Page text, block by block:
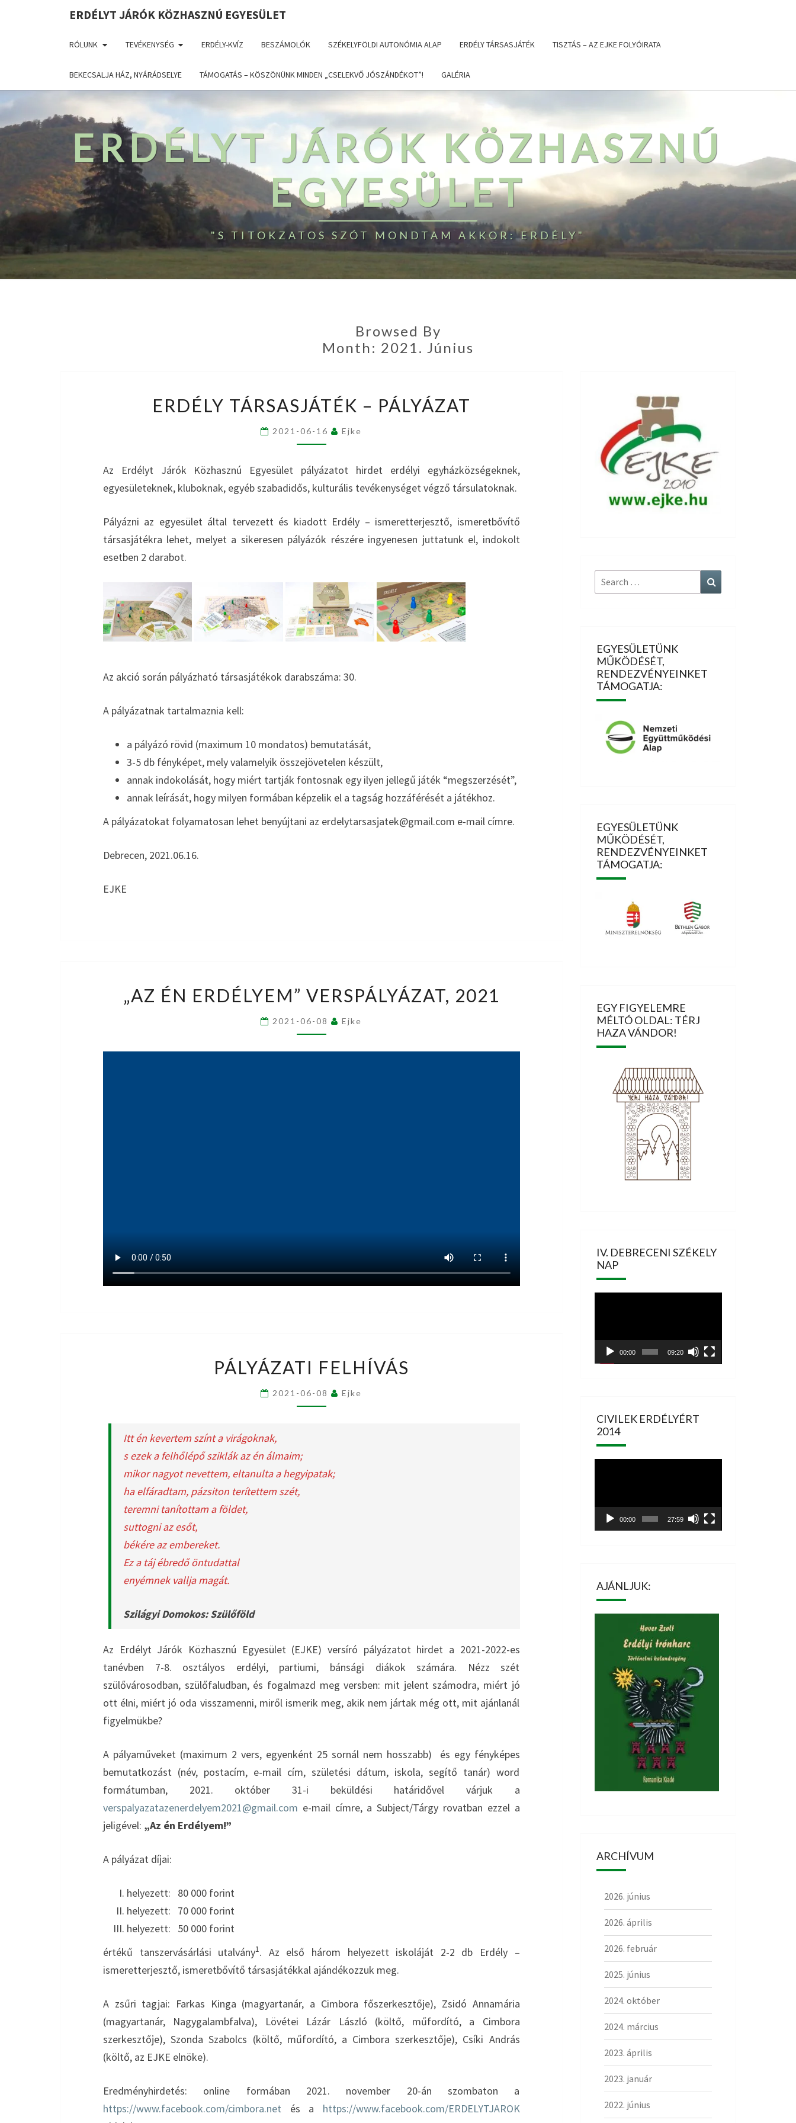
ERDÉLYT JÁRÓK KÖZHASZNÚ EGYESÜLET
RÓLUNK TEVÉKENYSÉG ERDÉLY-KVÍZ BESZÁMOLÓK SZÉKELYFÖLDI AUTONÓMIA ALAP ERDÉLY TÁRSASJÁTÉK TISZTÁS – AZ EJKE FOLYÓIRATA
BEKECSALJA HÁZ, NYÁRÁDSELYE TÁMOGATÁS – KÖSZÖNÜNK MINDEN „CSELEKVŐ JÓSZÁNDÉKOT”! GALÉRIA
ERDÉLYT JÁRÓK KÖZHASZNÚ
EGYESÜLET
"S TITOKZATOS SZÓT MONDTAM AKKOR: ERDÉLY"
Browsed By
Month: 2021. Június
TÁRSASJÁTÉK
–
PÁLYÁZAT
ERDÉLY TÁRSASJÁTÉK – PÁLYÁZAT
2021-06-16 Ejke
Az Erdélyt Járók Közhasznú Egyesület pályázatot hirdet erdélyi egyházközségeknek,
egyesületeknek, kluboknak, egyéb szabadidős, kulturális tevékenységet végző társulatoknak.
Pályázni az egyesület által tervezett és kiadott Erdély – ismeretterjesztő, ismeretbővítő
társasjátékra lehet, melyet a sikeresen pályázók részére ingyenesen juttatunk el, indokolt
esetben 2 darabot.
Az akció során pályázható társasjátékok darabszáma: 30.
A pályázatnak tartalmaznia kell:
a pályázó rövid (maximum 10 mondatos) bemutatását,
3-5 db fényképet, mely valamelyik összejövetelen készült,
annak indokolását, hogy miért tartják fontosnak egy ilyen jellegű játék “megszerzését”,
annak leírását, hogy milyen formában képzelik el a tagság hozzáférését a játékhoz.
A pályázatokat folyamatosan lehet benyújtani az erdelytarsasjatek@gmail.com e-mail címre.
Debrecen, 2021.06.16.
EJKE
ÉN
ERDÉLYEM”
VERSPÁLYÁZAT,
2021
„AZ ÉN ERDÉLYEM” VERSPÁLYÁZAT, 2021
2021-06-08 Ejke
FELHÍVÁS
PÁLYÁZATI FELHÍVÁS
2021-06-08 Ejke
Itt én kevertem színt a virágoknak,
s ezek a felhőlépő sziklák az én álmaim;
mikor nagyot nevettem, eltanulta a hegyipatak;
ha elfáradtam, pázsiton terítettem szét,
teremni tanítottam a földet,
suttogni az esőt,
békére az embereket.
Ez a táj ébredő öntudattal
enyémnek vallja magát.
Szilágyi Domokos: Szülőföld
Az Erdélyt Járók Közhasznú Egyesület (EJKE) versíró pályázatot hirdet a 2021-2022-es
tanévben 7-8. osztályos erdélyi, partiumi, bánsági diákok számára. Nézz szét
szülővárosodban, szülőfaludban, és fogalmazd meg versben: mit jelent számodra, miért jó
ott élni, miért jó oda visszamenni, miről ismerik meg, akik nem jártak még ott, mit ajánlanál
figyelmükbe?
A pályaműveket (maximum 2 vers, egyenként 25 sornál nem hosszabb) és egy fényképes
bemutatkozást (név, postacím, e-mail cím, születési dátum, iskola, segítő tanár) word
formátumban, 2021. október 31-i beküldési határidővel várjuk a
verspalyazatazenerdelyem2021@gmail.com e-mail címre, a Subject/Tárgy rovatban ezzel a
jeligével: „Az én Erdélyem!”
A pályázat díjai:
helyezett: 80 000 forint
helyezett: 70 000 forint
helyezett: 50 000 forint
értékű tanszervásárlási utalvány1. Az első három helyezett iskoláját 2-2 db Erdély –
ismeretterjesztő, ismeretbővítő társasjátékkal ajándékozzuk meg.
A zsűri tagjai: Farkas Kinga (magyartanár, a Cimbora főszerkesztője), Zsidó Annamária
(magyartanár, Nagygalambfalva), Lövétei Lázár László (költő, műfordító, a Cimbora
szerkesztője), Szonda Szabolcs (költő, műfordító, a Cimbora szerkesztője), Csíki András
(költő, az EJKE elnöke).
Eredményhirdetés: online formában 2021. november 20-án szombaton a
https://www.facebook.com/cimbora.net és a https://www.facebook.com/ERDELYTJAROK
Search
for:
EGYESÜLETÜNK
MŰKÖDÉSÉT,
RENDEZVÉNYEINKET
TÁMOGATJA:
EGYESÜLETÜNK
MŰKÖDÉSÉT,
RENDEZVÉNYEINKET
TÁMOGATJA:
EGY FIGYELEMRE
MÉLTÓ OLDAL: TÉRJ
HAZA VÁNDOR!
IV. DEBRECENI SZÉKELY
NAP
00:00 09:20
CIVILEK ERDÉLYÉRT
2014
00:00 27:59
AJÁNLJUK:
ARCHÍVUM
2026. június
2026. április
2026. február
2025. június
2024. október
2024. március
2023. április
2023. január
2022. június